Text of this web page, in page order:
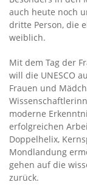
auch heute noch
dritte Person, die
weiblich.
Mit dem Tag der
will die UNESCO
Frauen und
moderne
erfolgreichen
Doppelhelix,
Mondlandung
gehen auf die
zurück.